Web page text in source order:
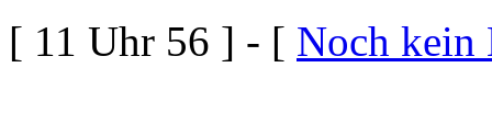
[ 11 Uhr 56 ] - [ Noch kein